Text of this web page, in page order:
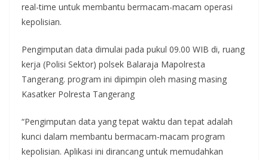
real-time untuk membantu bermacam-macam operasi
kepolisian.
Pengimputan data dimulai pada pukul 09.00 WIB di, ruang
kerja (Polisi Sektor) polsek Balaraja Mapolresta
Tangerang. program ini dipimpin oleh masing masing
Kasatker Polresta Tangerang
“Pengimputan data yang tepat waktu dan tepat adalah
kunci dalam membantu bermacam-macam program
kepolisian. Aplikasi ini dirancang untuk memudahkan